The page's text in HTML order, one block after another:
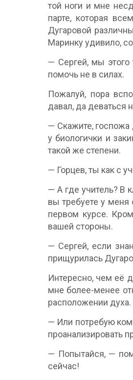
той ноги и мне
парте, которая
Дугаровой
Маринку удивило,
— Сергей, мы этого
помочь не в силах.
Пожалуй, пора
давал, да деваться
— Скажите, госпожа
у биологички и
такой же степени.
— Горцев, ты как с
— А где учитель? В
вы требуете у меня
первом курсе.
вашей стороны.
— Сергей, если
прищурилась
Интересно, чем её
мне более-менее
расположении духа.
— Или потребую
проанализировать
— Попытайся, —
сейчас!